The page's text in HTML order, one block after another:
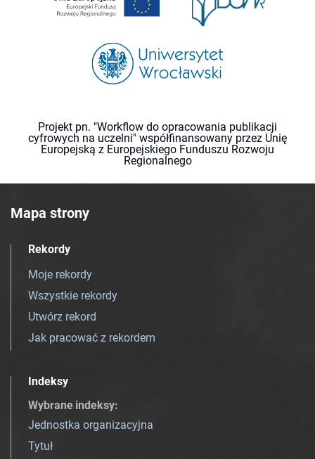
Projekt pn. "Workflow do opracowania publikacji
cyfrowych na uczelni" współfinansowany przez Unię
Europejską z Europejskiego Funduszu Rozwoju
Regionalnego
Mapa strony
Rekordy
Moje rekordy
Wszystkie rekordy
Utwórz rekord
Jak pracować z rekordem
Indeksy
Wybrane indeksy:
Jednostka organizacyjna
Tytuł